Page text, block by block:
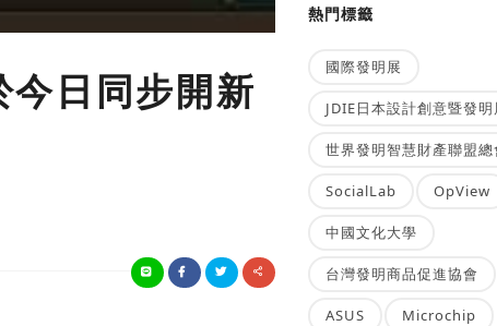
日同步開新
熱門標籤
國際發明展
JDIE日本設計創意暨發明
世界發明智慧財產聯盟總
SocialLab OpView
中國文化大學
台灣發明商品促進協會
ASUS Microchip